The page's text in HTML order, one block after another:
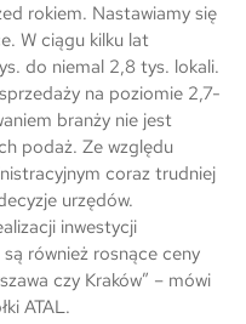
rokiem. Nastawiamy się
W ciągu kilku lat
do niemal 2,8 tys. lokali.
na poziomie 2,7-
branży nie jest
podaż. Ze względu
coraz trudniej
urzędów.
inwestycji
również rosnące ceny
czy Kraków” – mówi
ATAL.